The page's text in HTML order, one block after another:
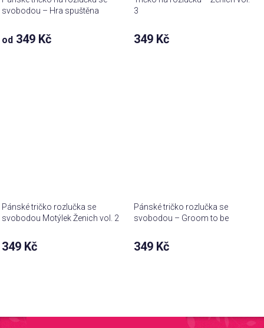
svobodou – Hra spuštěna
od 349 Kč
3
349 Kč
Pánské tričko rozlučka se
svobodou Motýlek Ženich vol. 2
349 Kč
Pánské tričko rozlučka se
svobodou – Groom to be
349 Kč